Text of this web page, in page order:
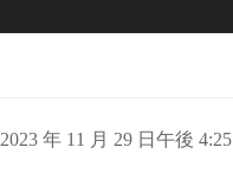
2023 年 11 月 29 日午後 4:25